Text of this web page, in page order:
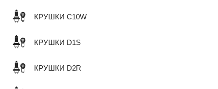
КРУШКИ C10W
КРУШКИ D1S
КРУШКИ D2R